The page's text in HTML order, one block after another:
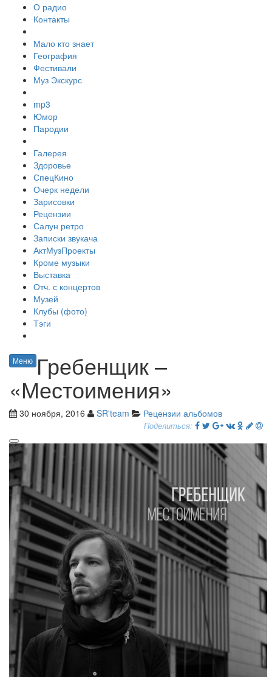
О радио
Контакты
Мало кто знает
География
Фестивали
Муз Экскурс
mp3
Юмор
Пародии
Галерея
Здоровье
СпецКино
Очерк недели
Зарисовки
Рецензии
Салун ретро
Записки звукача
АктМузПроекты
Кроме музыки
Выставка
Отч. с концертов
Музей
Клубы (фото)
Тэги
Меню Гребенщик –
«Местоимения»
30 ноября, 2016 SR'team Рецензии альбомов
Поделиться: